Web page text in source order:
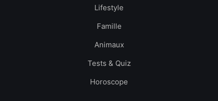
Lifestyle
Famille
Animaux
Tests & Quiz
Horoscope